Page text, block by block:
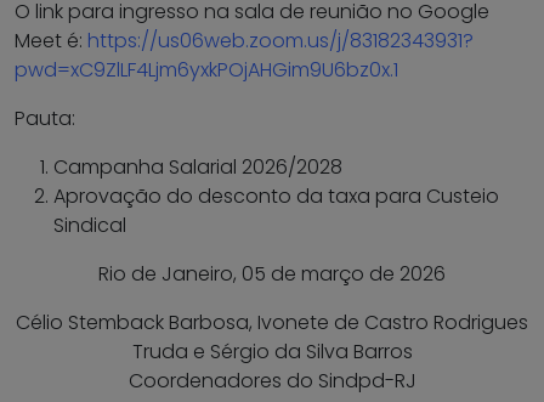
O link para ingresso na sala de reunião no Google
Meet é: https://us06web.zoom.us/j/83182343931?
pwd=xC9ZlLF4Ljm6yxkPOjAHGim9U6bz0x.1
Pauta:
Campanha Salarial 2026/2028
Aprovação do desconto da taxa para Custeio
Sindical
Rio de Janeiro, 05 de março de 2026
Célio Stemback Barbosa, Ivonete de Castro Rodrigues
Truda e Sérgio da Silva Barros
Coordenadores do Sindpd-RJ